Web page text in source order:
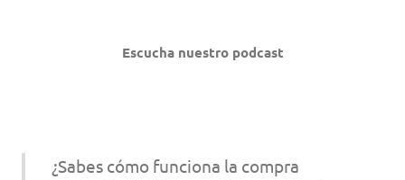
Escucha nuestro podcast
¿Sabes cómo funciona la compra